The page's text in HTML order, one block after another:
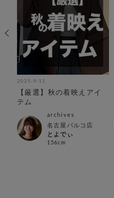
2025-9-11
【厳選】秋の着映えアイ
テム
archives
名古屋パルコ店
とよでぃ
156cm